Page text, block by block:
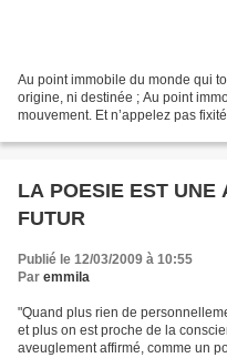
Au point immobile du monde qui
origine, ni destinée ; Au point
mouvement. Et n’appelez pas
LA POESIE EST UNE
FUTUR
Publié le 12/03/2009 à 10:55
Par emmila
"Quand plus rien de
et plus on est proche de la
aveuglement affirmé, comme un